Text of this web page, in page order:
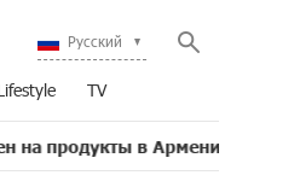
Русский
TV
в Армении ускорился до